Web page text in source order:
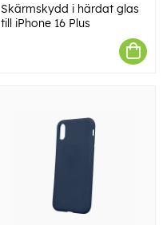
Skärmskydd i härdat glas
till iPhone 16 Plus